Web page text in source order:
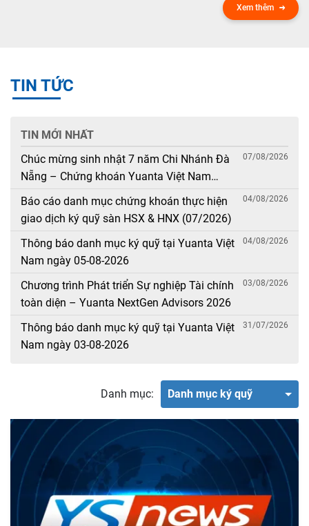
Xem thêm
TIN TỨC
TIN MỚI NHẤT
Chúc mừng sinh nhật 7 năm Chi Nhánh Đà
Nẵng – Chứng khoán Yuanta Việt Nam
(08/08/2019 – 08/08/2026)
07/08/2026
Báo cáo danh mục chứng khoán thực hiện
giao dịch ký quỹ sàn HSX & HNX (07/2026)
04/08/2026
Thông báo danh mục ký quỹ tại Yuanta Việt
Nam ngày 05-08-2026
04/08/2026
Chương trình Phát triển Sự nghiệp Tài chính
toàn diện – Yuanta NextGen Advisors 2026
03/08/2026
Thông báo danh mục ký quỹ tại Yuanta Việt
Nam ngày 03-08-2026
31/07/2026
Danh mục: Danh mục ký quỹ